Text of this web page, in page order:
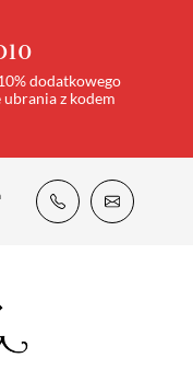
dodatkowego
z kodem